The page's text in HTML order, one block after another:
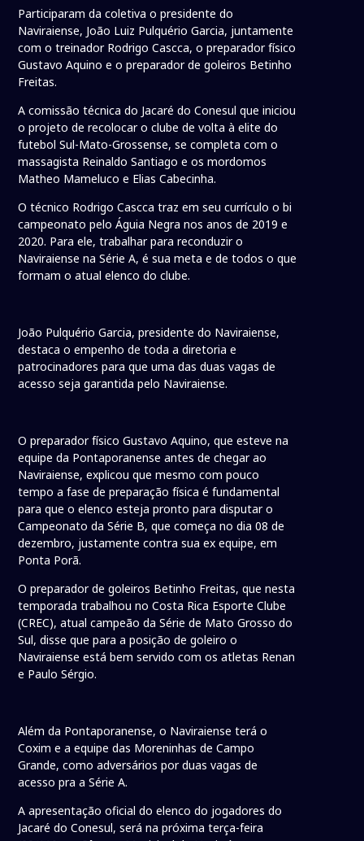
Participaram da coletiva o presidente do
Naviraiense, João Luiz Pulquério Garcia, juntamente
com o treinador Rodrigo Cascca, o preparador físico
Gustavo Aquino e o preparador de goleiros Betinho
Freitas.
A comissão técnica do Jacaré do Conesul que iniciou
o projeto de recolocar o clube de volta à elite do
futebol Sul-Mato-Grossense, se completa com o
massagista Reinaldo Santiago e os mordomos
Matheo Mameluco e Elias Cabecinha.
O técnico Rodrigo Cascca traz em seu currículo o bi
campeonato pelo Águia Negra nos anos de 2019 e
2020. Para ele, trabalhar para reconduzir o
Naviraiense na Série A, é sua meta e de todos o que
formam o atual elenco do clube.
João Pulquério Garcia, presidente do Naviraiense,
destaca o empenho de toda a diretoria e
patrocinadores para que uma das duas vagas de
acesso seja garantida pelo Naviraiense.
O preparador físico Gustavo Aquino, que esteve na
equipe da Pontaporanense antes de chegar ao
Naviraiense, explicou que mesmo com pouco
tempo a fase de preparação física é fundamental
para que o elenco esteja pronto para disputar o
Campeonato da Série B, que começa no dia 08 de
dezembro, justamente contra sua ex equipe, em
Ponta Porã.
O preparador de goleiros Betinho Freitas, que nesta
temporada trabalhou no Costa Rica Esporte Clube
(CREC), atual campeão da Série de Mato Grosso do
Sul, disse que para a posição de goleiro o
Naviraiense está bem servido com os atletas Renan
e Paulo Sérgio.
Além da Pontaporanense, o Naviraiense terá o
Coxim e a equipe das Moreninhas de Campo
Grande, como adversários por duas vagas de
acesso pra a Série A.
A apresentação oficial do elenco do jogadores do
Jacaré do Conesul, será na próxima terça-feira